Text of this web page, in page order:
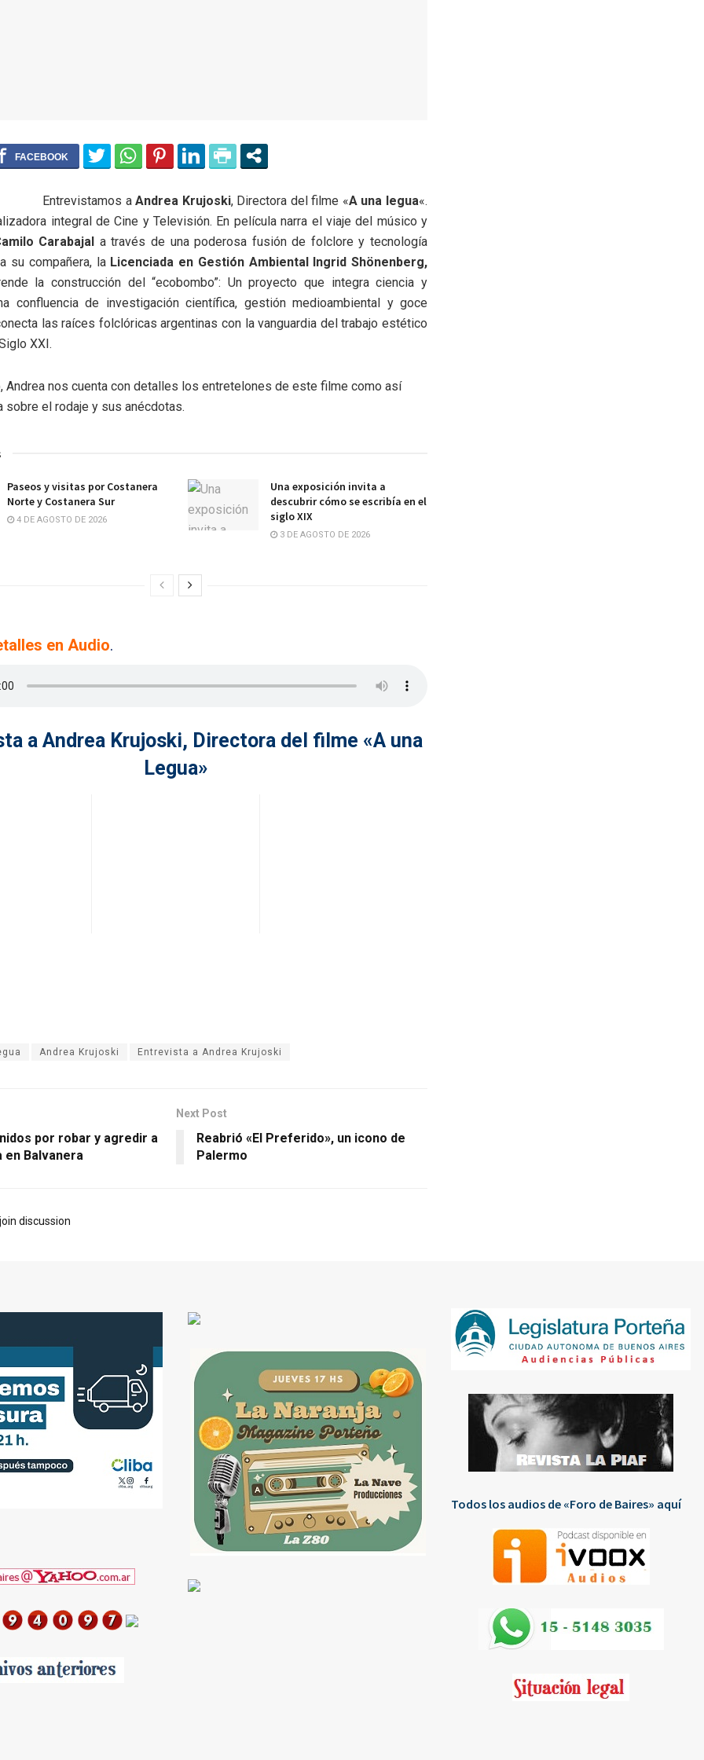
Entrevistamos aAndrea Krujoski, Directora del filme «A una legua«.
integral de Cine y Televisión. En película narra el viaje del músico y
Carabajal a través de una poderosa fusión de folclore y tecnología
su compañera, la Licenciada en Gestión Ambiental Ingrid Shönenberg,
la construcción del “ecobombo”: Un proyecto que integra ciencia y
confluencia de investigación científica, gestión medioambiental y goce
las raíces folclóricas argentinas con la vanguardia del trabajo estético
XXI.
Andrea nos cuenta con detalles los entretelones de este filme como así
sobre el rodaje y sus anécdotas.
Paseos y visitas por Costanera
Norte y Costanera Sur
4 DE AGOSTO DE 2026
Una exposición invita a
descubrir cómo se escribía en el
siglo XIX
3 DE AGOSTO DE 2026
en Audio.
a Andrea Krujoski, Directora del filme «A una
Legua»
Andrea Krujoski Entrevista a Andrea Krujoski
por robar y agredir a
en Balvanera
Next Post
Reabrió «El Preferido», un icono de
Palermo
discussion
Todos los audios de «Foro de Baires» aquí